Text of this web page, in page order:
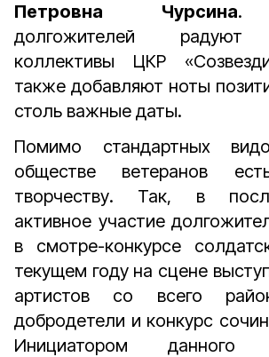
Петровна Чурсина.
долгожителей радуют
коллективы ЦКР
также добавляют ноты
столь важные даты.
Помимо стандартных
обществе ветеранов
творчеству. Так, в
активное участие
в смотре-­конкурсе
текущем году на сцене
артистов со всего
добродетели и конкурс
Инициатором данного